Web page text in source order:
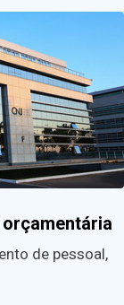
de pessoal,